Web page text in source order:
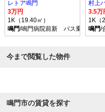
レトア鳴門
3万円
1K（19.40㎡）
鳴門/鳴門病院前新 バス乗車時間
村上
3.5万
1K（
鳴門/
今まで閲覧した物件
鳴門市の賃貸を探す